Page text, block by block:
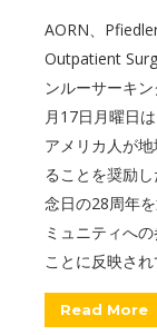
AORN、
Outpatient
ンルーサーキ
月17日月曜日
アメリカ人が
ることを奨励
念日の28周年
ミュニティへ
ことに反映され
Read More